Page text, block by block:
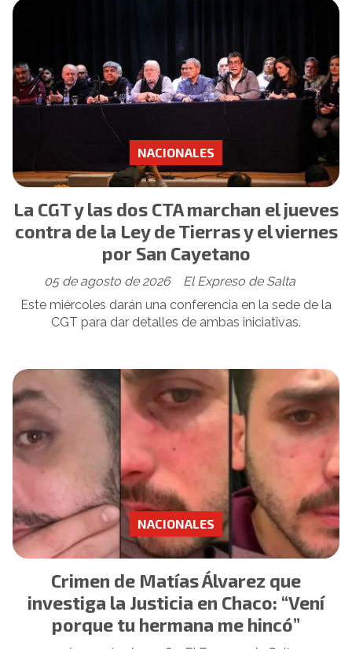
La CGT y las dos CTA marchan el jueves
contra de la Ley de Tierras y el viernes
por San Cayetano
El Expreso de Salta
NACIONALES
05 de agosto de 2026
Este miércoles darán una conferencia en la sede de la
CGT para dar detalles de ambas iniciativas.
Crimen de Matías Álvarez que
investiga la Justicia en Chaco: “Vení
porque tu hermana me hincó”
NACIONALES